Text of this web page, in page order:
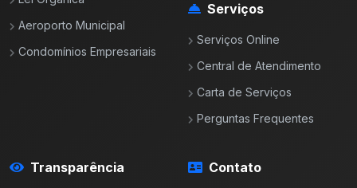
Aeroporto Municipal
Condomínios Empresariais
Serviços
Serviços Online
Central de Atendimento
Carta de Serviços
Perguntas Frequentes
Transparência Contato